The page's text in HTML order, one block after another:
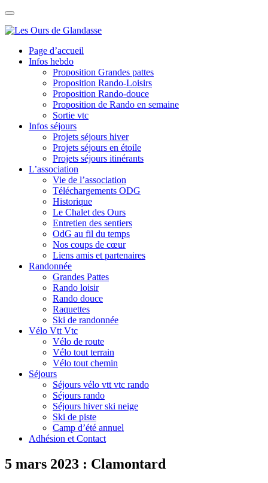
Skip
content
Page d’accueil
Infos hebdo
Proposition Grandes pattes
Proposition Rando-Loisirs
Proposition Rando-douce
Proposition de Rando en semaine
Sortie vtc
Infos séjours
Projets séjours hiver
Projets séjours en étoile
Projets séjours itinérants
L’association
Vie de l’association
Téléchargements ODG
Historique
Le Chalet des Ours
Entretien des sentiers
OdG au fil du temps
Nos coups de cœur
Liens amis et partenaires
Randonnée
Grandes Pattes
Rando loisir
Rando douce
Raquettes
Ski de randonnée
Vélo Vtt Vtc
Vélo de route
Vélo tout terrain
Vélo tout chemin
Séjours
Séjours vélo vtt vtc rando
Séjours rando
Séjours hiver ski neige
Ski de piste
Camp d’été annuel
Adhésion et Contact
5 mars 2023 : Clamontard